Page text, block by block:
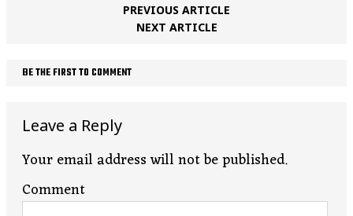
PREVIOUS ARTICLE
NEXT ARTICLE
BE THE FIRST TO COMMENT
Leave a Reply
Your email address will not be published.
Comment